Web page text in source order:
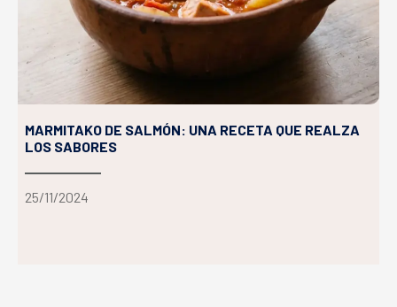
MARMITAKO DE SALMÓN: UNA RECETA QUE REALZA
LOS SABORES
25/11/2024